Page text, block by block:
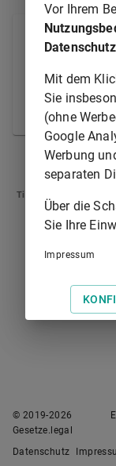
Die
gerichteten
Anwendung
Gesetzbuchs
Rückzahlung
§ 240
Tipp
: Swipen Sie auf
© 2019-2026
Gesetze.legal
Datenschutz
Vor Ihrem
Mit dem
Sie
(ohne
Google
Werbung
separaten
Über die
Sie Ihre
Impressum